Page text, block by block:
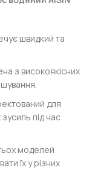
швидкий та
з високоякісних
для
під час
моделей
їх у різних